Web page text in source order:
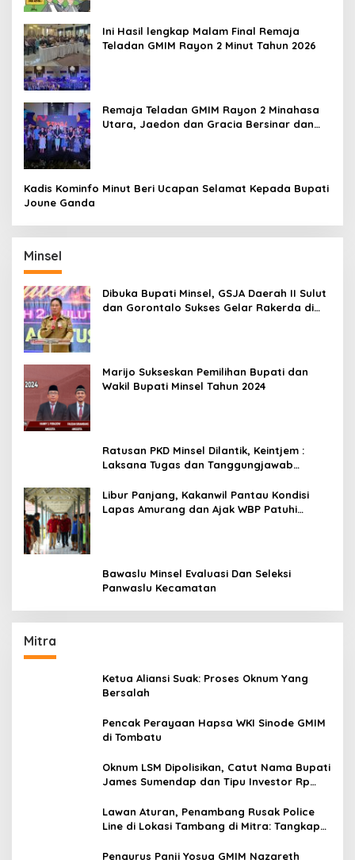
Ini Hasil lengkap Malam Final Remaja
Teladan GMIM Rayon 2 Minut Tahun 2026
Remaja Teladan GMIM Rayon 2 Minahasa
Utara, Jaedon dan Gracia Bersinar dan
Kadis Kominfo Minut Beri Ucapan Selamat Kepada Bupati
Joune Ganda
Minsel
Dibuka Bupati Minsel, GSJA Daerah II Sulut
dan Gorontalo Sukses Gelar Rakerda di
Marijo Sukseskan Pemilihan Bupati dan
Wakil Bupati Minsel Tahun 2024
Ratusan PKD Minsel Dilantik, Keintjem :
Laksana Tugas dan Tanggungjawab
Libur Panjang, Kakanwil Pantau Kondisi
Lapas Amurang dan Ajak WBP Patuhi
Bawaslu Minsel Evaluasi Dan Seleksi
Panwaslu Kecamatan
Mitra
Ketua Aliansi Suak: Proses Oknum Yang
Bersalah
Pencak Perayaan Hapsa WKI Sinode GMIM
di Tombatu
Oknum LSM Dipolisikan, Catut Nama Bupati
James Sumendap dan Tipu Investor Rp
Lawan Aturan, Penambang Rusak Police
Line di Lokasi Tambang di Mitra: Tangkap
Pengurus Panji Yosua GMIM Nazareth